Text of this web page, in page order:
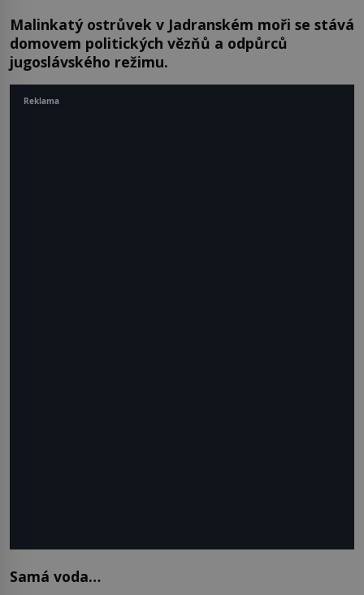
Malinkatý ostrůvek v Jadranském moři se stává
domovem politických vězňů a odpůrců
jugoslávského režimu.
Samá voda…
Reklama